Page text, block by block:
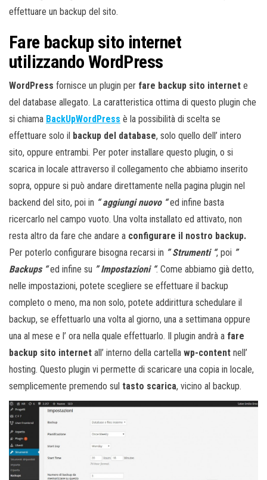
effettuare un backup del sito.
Fare backup sito internet
utilizzando WordPress
WordPress fornisce un plugin per fare backup sito internet e
del database allegato. La caratteristica ottima di questo plugin che
si chiama BackUpWordPress è la possibilità di scelta se
effettuare solo il backup del database, solo quello dell’ intero
sito, oppure entrambi. Per poter installare questo plugin, o si
scarica in locale attraverso il collegamento che abbiamo inserito
sopra, oppure si può andare direttamente nella pagina plugin nel
backend del sito, poi in “ aggiungi nuovo “ed infine basta
ricercarlo nel campo vuoto. Una volta installato ed attivato, non
resta altro da fare che andare a configurare il nostro backup.
Per poterlo configurare bisogna recarsi in ” Strumenti “, poi ”
Backups “ed infine su ” Impostazioni “. Come abbiamo già detto,
nelle impostazioni, potete scegliere se effettuare il backup
completo o meno, ma non solo, potete addirittura schedulare il
backup, se effettuarlo una volta al giorno, una a settimana oppure
una al mese e l’ ora nella quale effettuarlo. Il plugin andrà a fare
backup sito internet all’ interno della cartella wp-content nell’
hosting. Questo plugin vi permette di scaricare una copia in locale,
semplicemente premendo sul tasto scarica, vicino al backup.